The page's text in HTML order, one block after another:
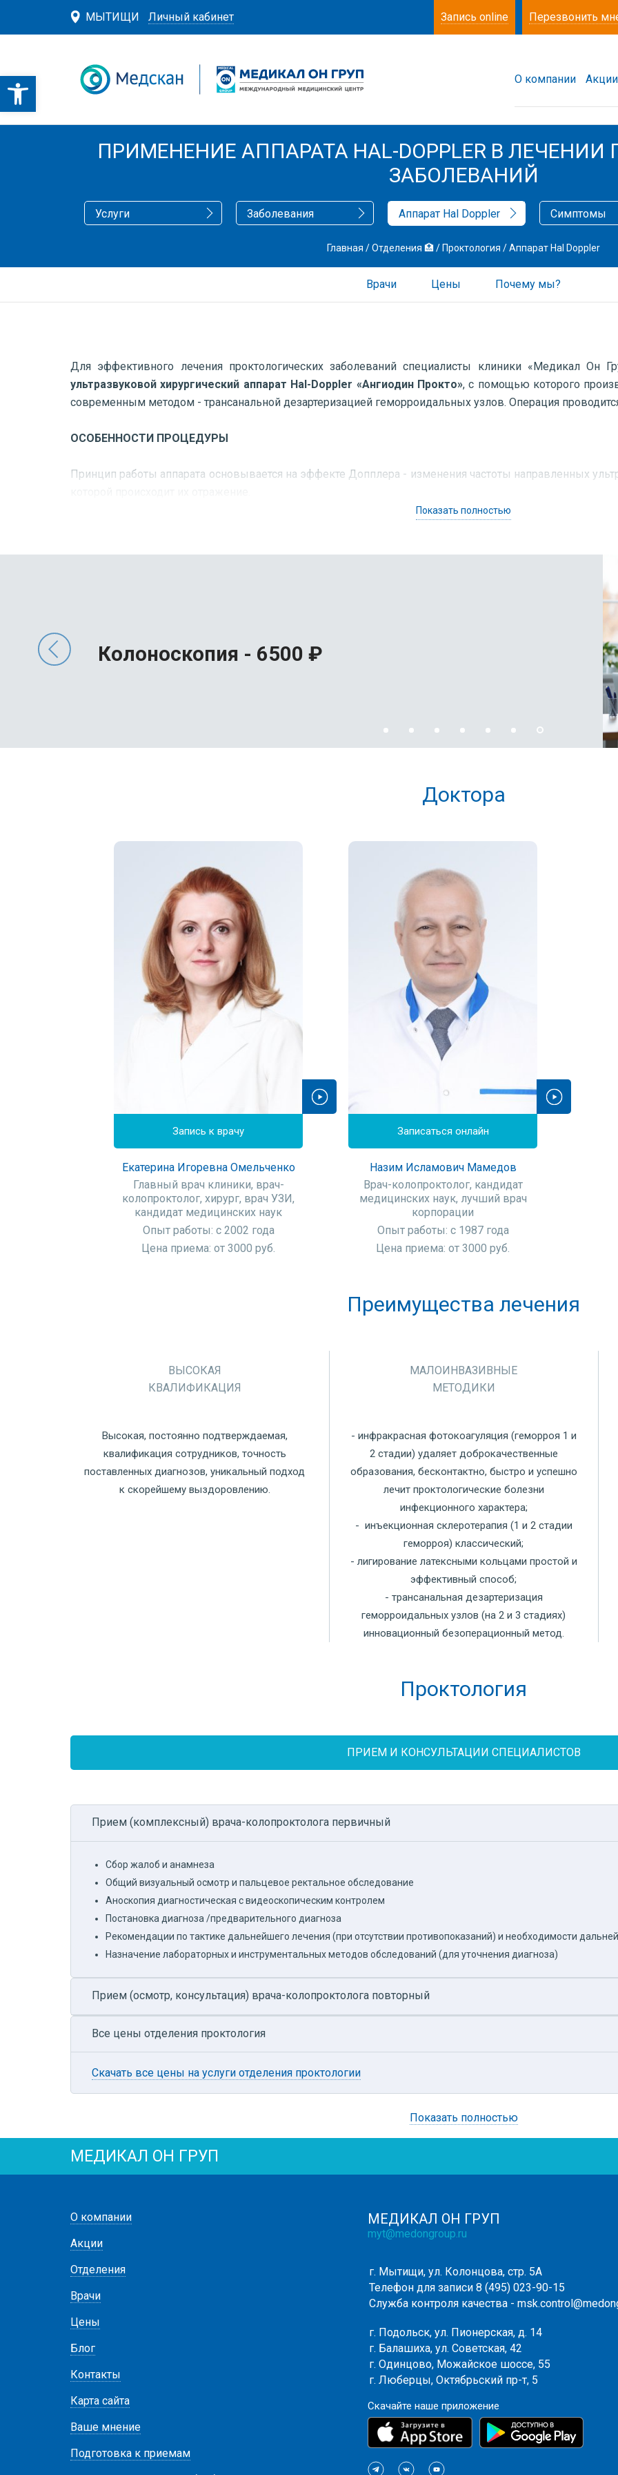
МЫТИЩИ Личный кабинет Запись online Перезвонить
О компании Акции
ПРИМЕНЕНИЕ АППАРАТА HAL-DOPPLER В
ЗАБОЛЕВАНИЙ
Услуги Заболевания Аппарат Hal Doppler Симптомы
Главная /Отделения 🏥/ Проктология /Аппарат Hal Doppler
Врачи Цены Почему мы?
Для эффективного лечения проктологических заболеваний специалисты клиники «Медикал Он
ультразвуковой хирургический аппарат Hal-Doppler «Ангиодин Прокто», с помощью которого
современным методом - трансанальной дезартеризацией геморроидальных узлов. Операция
ОСОБЕННОСТИ ПРОЦЕДУРЫ
Принцип работы аппарата основывается на эффекте Допплера - изменения частоты направленных
перед операцией пациент соблюдает специальную диету (на 2-3 дня полностью исключается
проводят 2 очистительных клизмы: накануне вечером и утром, за 2-3 часа до приёма, чтобы каловые
датчик проецирует на монитор изображение, по которому устанавливается глубина прохождения
врач перевязывает все нужные узлы и прошивает артерию биорассасываемой нитью. Узел,
дезартеризация занимает 15-30 минут (в зависимости от количества сосудов, подлежащих
исключить из питания (на несколько дней) острую и пряную пищу, алкоголь;
Запрещается:
поднятие тяжестей, бег, фитнес;
тепловые процедуры (не посещать баню, сауны, принятие горячей ванны);
самостоятельное использование клизм и ректальных свечей.
Показать полностью
Колоноскопия - 6500 ₽
Доктора
Запись к врачу
Екатерина Игоревна Омельченко
Главный врач клиники, врач-
колопроктолог, хирург, врач УЗИ,
кандидат медицинских наук
Опыт работы: с 2002 года
Цена приема: от 3000 руб.
Записаться онлайн
Назим Исламович Мамедов
Врач-колопроктолог, кандидат
медицинских наук, лучший врач
корпорации
Опыт работы: с 1987 года
Цена приема: от 3000 руб.
Преимущества лечения
ВЫСОКАЯ
КВАЛИФИКАЦИЯ
Высокая, постоянно подтверждаемая,
квалификация сотрудников, точность
поставленных диагнозов, уникальный подход
к скорейшему выздоровлению.
МАЛОИНВАЗИВНЫЕ
МЕТОДИКИ
- инфракрасная фотокоагуляция (геморроя 1 и
2 стадии) удаляет доброкачественные
образования, бесконтактно, быстро и успешно
лечит проктологические болезни
инфекционного характера;
- инъекционная склеротерапия (1 и 2 стадии
геморроя) классический;
- лигирование латексными кольцами простой и
эффективный способ;
- трансанальная дезартеризация
геморроидальных узлов (на 2 и 3 стадиях)
инновационный безоперационный метод.
Проктология
ПРИЕМ И КОНСУЛЬТАЦИИ СПЕЦИАЛИСТОВ
Прием (комплексный) врача-колопроктолога первичный
Сбор жалоб и анамнеза
Общий визуальный осмотр и пальцевое ректальное обследование
Аноскопия диагностическая с видеоскопическим контролем
Постановка диагноза /предварительного диагноза
Рекомендации по тактике дальнейшего лечения (при отсутствии противопоказаний) и необходимости
Назначение лабораторных и инструментальных методов обследований (для уточнения диагноза)
Прием (осмотр, консультация) врача-колопроктолога повторный
Все цены отделения проктология
Скачать все цены на услуги отделения проктологии
Показать полностью
МЕДИКАЛ ОН ГРУП
О компании
Акции
Отделения
Врачи
Цены
Блог
Контакты
Карта сайта
Ваше мнение
Подготовка к приемам
МЕДИКАЛ ОН ГРУП
myt@medongroup.ru
г. Мытищи, ул. Колонцова, стр. 5А
Телефон для записи 8 (495) 023-90-15
Служба контроля качества -
г. Подольск, ул. Пионерская, д. 14
г. Балашиха, ул. Советская, 42
г. Одинцово, Можайское шоссе, 55
г. Люберцы, Октябрьский пр-т, 5
Скачайте наше приложение